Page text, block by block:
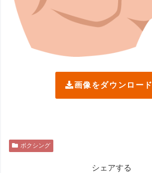
画像をダウンロード
ボクシング
シェアする